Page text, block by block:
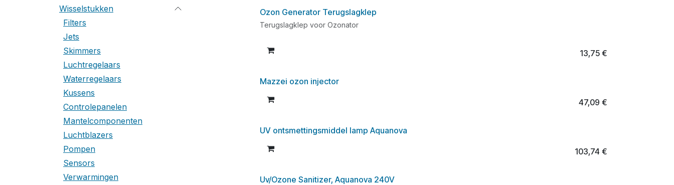
Wisselstukken
Filters
Jets
Skimmers
Luchtregelaars
Waterregelaars
Kussens
Controlepanelen
Mantelcomponenten
Luchtblazers
Pompen
Sensors
Verwarmingen
Ozon Generator Terugslagklep
Terugslagklep voor Ozonator
13,75€
Mazzei ozon injector
47,09 €
UV ontsmettingsmiddel lamp Aquanova
103,74 €
Uv/Ozone Sanitizer, Aquanova 240V